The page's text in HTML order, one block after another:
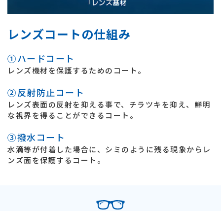
レンズコートの仕組み
①ハードコート
レンズ機材を保護するためのコート。
②反射防止コート
レンズ表面の反射を抑える事で、チラツキを抑え、鮮明
な視界を得ることができるコート。
③撥水コート
水滴等が付着した場合に、シミのように残る現象からレ
ンズ面を保護するコート。